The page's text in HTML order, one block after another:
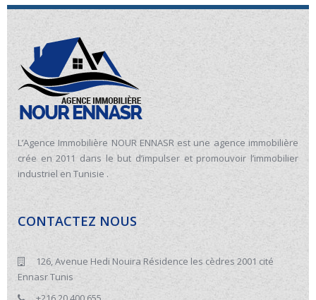
L’Agence Immobilière NOUR ENNASR est une agence immobilière
crée en 2011 dans le but d’impulser et promouvoir l’immobilier
industriel en Tunisie .
CONTACTEZ NOUS
126, Avenue Hedi Nouira Résidence les cèdres 2001 cité
Ennasr Tunis